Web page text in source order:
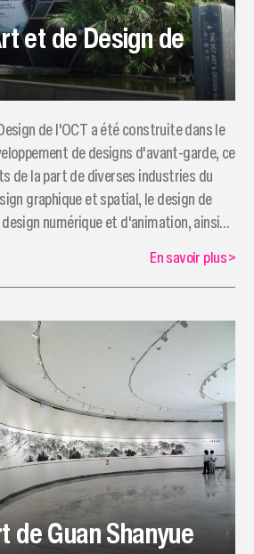
et de Design de
de l'OCT a été construite dans le
de designs d'avant-garde, ce
de la part de diverses industries du
graphique et spatial, le design de
numérique et d'animation, ainsi
En savoir plus>
de Guan Shanyue